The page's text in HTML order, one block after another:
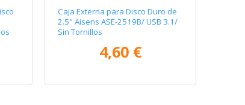
Caja Externa para Disco Duro de
2.5" Aisens ASE-2519B/ USB 3.1/
Sin Tornillos
4,60 €